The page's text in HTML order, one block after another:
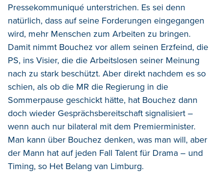
Pressekommuniqué unterstrichen. Es sei denn
natürlich, dass auf seine Forderungen eingegangen
wird, mehr Menschen zum Arbeiten zu bringen.
Damit nimmt Bouchez vor allem seinen Erzfeind, die
PS, ins Visier, die die Arbeitslosen seiner Meinung
nach zu stark beschützt. Aber direkt nachdem es so
schien, als ob die MR die Regierung in die
Sommerpause geschickt hätte, hat Bouchez dann
doch wieder Gesprächsbereitschaft signalisiert –
wenn auch nur bilateral mit dem Premierminister.
Man kann über Bouchez denken, was man will, aber
der Mann hat auf jeden Fall Talent für Drama – und
Timing, so Het Belang van Limburg.